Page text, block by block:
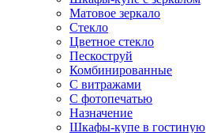
Матовое зеркало
Стекло
Цветное стекло
Пескоструй
Комбинированные
С витражами
С фотопечатью
Назначение
Шкафы-купе в гостиную